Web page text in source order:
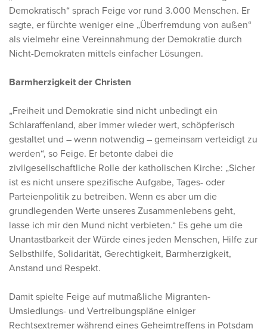
Demokratisch“ sprach Feige vor rund 3.000 Menschen. Er
sagte, er fürchte weniger eine „Überfremdung von außen“
als vielmehr eine Vereinnahmung der Demokratie durch
Nicht-Demokraten mittels einfacher Lösungen.
Barmherzigkeit der Christen
„Freiheit und Demokratie sind nicht unbedingt ein
Schlaraffenland, aber immer wieder wert, schöpferisch
gestaltet und – wenn notwendig – gemeinsam verteidigt zu
werden“, so Feige. Er betonte dabei die
zivilgesellschaftliche Rolle der katholischen Kirche: „Sicher
ist es nicht unsere spezifische Aufgabe, Tages- oder
Parteienpolitik zu betreiben. Wenn es aber um die
grundlegenden Werte unseres Zusammenlebens geht,
lasse ich mir den Mund nicht verbieten.“ Es gehe um die
Unantastbarkeit der Würde eines jeden Menschen, Hilfe zur
Selbsthilfe, Solidarität, Gerechtigkeit, Barmherzigkeit,
Anstand und Respekt.
Damit spielte Feige auf mutmaßliche Migranten-
Umsiedlungs- und Vertreibungspläne einiger
Rechtsextremer während eines Geheimtreffens in Potsdam